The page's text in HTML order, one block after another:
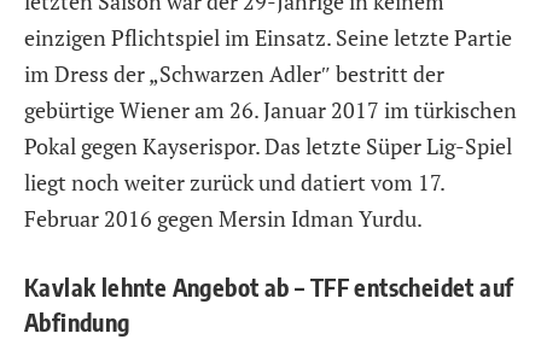
einzigen Pflichtspiel im Einsatz. Seine letzte Partie
im Dress der „Schwarzen Adler″ bestritt der
gebürtige Wiener am 26. Januar 2017 im türkischen
Pokal gegen Kayserispor. Das letzte Süper Lig-Spiel
liegt noch weiter zurück und datiert vom 17.
Februar 2016 gegen Mersin Idman Yurdu.
Kavlak lehnte Angebot ab – TFF entscheidet auf
Abfindung